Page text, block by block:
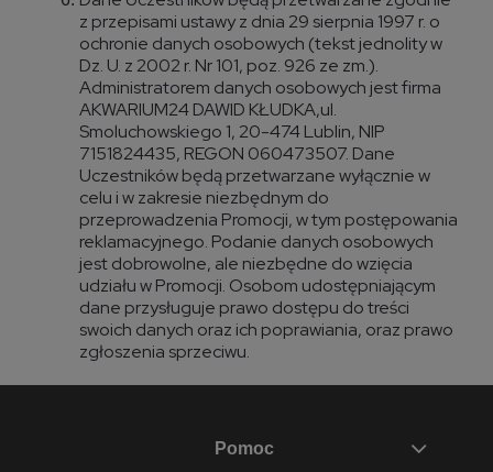
z przepisami ustawy z dnia 29 sierpnia 1997 r. o
ochronie danych osobowych (tekst jednolity w
Dz. U. z 2002 r. Nr 101, poz. 926 ze zm.).
Administratorem danych osobowych jest firma
AKWARIUM24 DAWID KŁUDKA,ul.
Smoluchowskiego 1, 20-474 Lublin, NIP
7151824435, REGON 060473507. Dane
Uczestników będą przetwarzane wyłącznie w
celu i w zakresie niezbędnym do
przeprowadzenia Promocji, w tym postępowania
reklamacyjnego. Podanie danych osobowych
jest dobrowolne, ale niezbędne do wzięcia
udziału w Promocji. Osobom udostępniającym
dane przysługuje prawo dostępu do treści
swoich danych oraz ich poprawiania, oraz prawo
zgłoszenia sprzeciwu.
Pomoc